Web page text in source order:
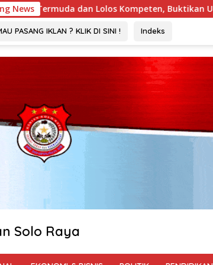
News Buktikan Usia Bukan Penghalang
PASANG IKLAN ? KLIK DI SINI ! Indeks
Solo Raya